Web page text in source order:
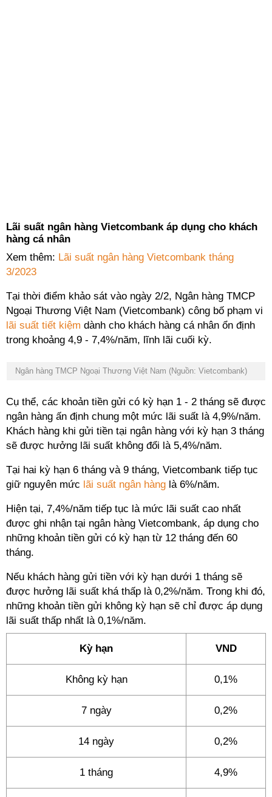
Lãi suất ngân hàng Vietcombank áp dụng cho khách
hàng cá nhân
Xem thêm: Lãi suất ngân hàng Vietcombank tháng
3/2023
Tại thời điểm khảo sát vào ngày 2/2, Ngân hàng TMCP
Ngoại Thương Việt Nam (Vietcombank) công bố phạm vi
lãi suất tiết kiệm dành cho khách hàng cá nhân ổn định
trong khoảng 4,9 - 7,4%/năm, lĩnh lãi cuối kỳ.
Ngân hàng TMCP Ngoại Thương Việt Nam (Nguồn: Vietcombank)
Cụ thể, các khoản tiền gửi có kỳ hạn 1 - 2 tháng sẽ được
ngân hàng ấn định chung một mức lãi suất là 4,9%/năm.
Khách hàng khi gửi tiền tại ngân hàng với kỳ hạn 3 tháng
sẽ được hưởng lãi suất không đổi là 5,4%/năm.
Tại hai kỳ hạn 6 tháng và 9 tháng, Vietcombank tiếp tục
giữ nguyên mức lãi suất ngân hàng là 6%/năm.
Hiện tại, 7,4%/năm tiếp tục là mức lãi suất cao nhất
được ghi nhận tại ngân hàng Vietcombank, áp dụng cho
những khoản tiền gửi có kỳ hạn từ 12 tháng đến 60
tháng.
Nếu khách hàng gửi tiền với kỳ hạn dưới 1 tháng sẽ
được hưởng lãi suất khá thấp là 0,2%/năm. Trong khi đó,
những khoản tiền gửi không kỳ hạn sẽ chỉ được áp dụng
lãi suất thấp nhất là 0,1%/năm.
Kỳ hạn VND
Không kỳ hạn 0,1%
7 ngày 0,2%
14 ngày 0,2%
1 tháng 4,9%